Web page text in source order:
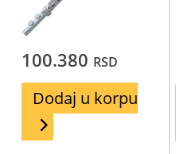
100.380 RSD
Dodaj u korpu